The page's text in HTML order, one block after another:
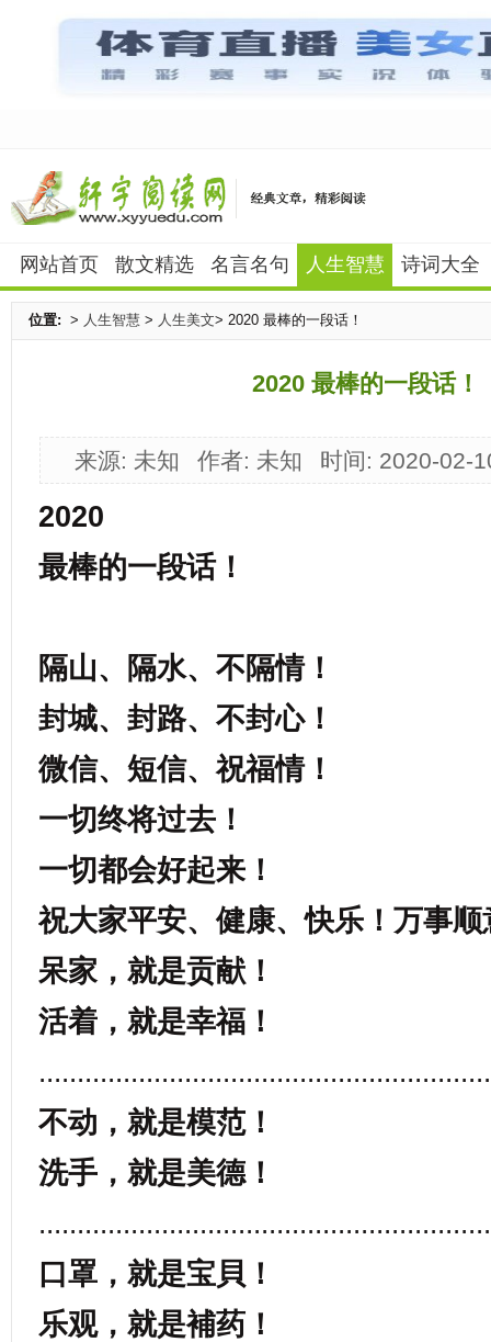
网站首页 散文精选 名言名句 人生智慧 诗词大全
位置: > 人生智慧 > 人生美文> 2020 最棒的一段话！
2020 最棒的一段话！
来源: 未知 作者: 未知 时间: 2020-02-
2020
最棒的一段话！
隔山、隔水、不隔情！
封城、封路、不封心！
微信、短信、祝福情！
一切终将过去！
一切都会好起来！
祝大家平安、健康、快乐！万事顺
呆家，就是贡献！
活着，就是幸福！
不动，就是模范！
洗手，就是美德！
口罩，就是宝貝！
乐观，就是補药！